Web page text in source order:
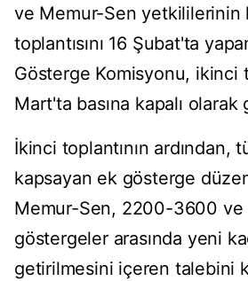
ve Memur-Sen yetkililerinin
toplantısını 16 Şubat'ta
Gösterge Komisyonu, ikinci
Mart'ta basına kapalı
İkinci toplantının ardından,
kapsayan ek gösterge
Memur-Sen, 2200-3600
göstergeler arasında yeni
getirilmesini içeren talebini